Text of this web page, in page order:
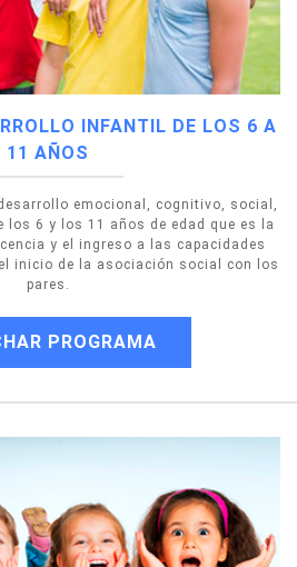
INFANTIL DE LOS 6 A
11 AÑOS
emocional, cognitivo, social,
los 6 y los 11 años de edad que es la
y el ingreso a las capacidades
inicio de la asociación social con los
pares.
PROGRAMA